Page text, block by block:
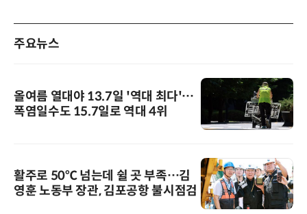
주요뉴스
올여름 열대야 13.7일 '역대 최다'…
폭염일수도 15.7일로 역대 4위
활주로 50℃ 넘는데 쉴 곳 부족…김
영훈 노동부 장관, 김포공항 불시점검